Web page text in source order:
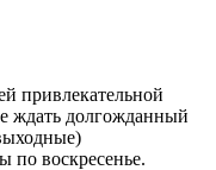
привлекательной
ждать долгожданный
по воскресенье.